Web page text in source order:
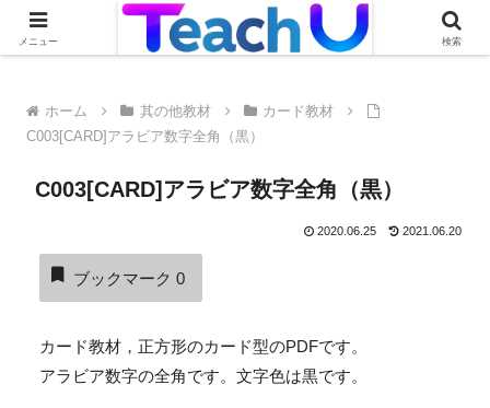
Teach Uの活用事例を絶賛募集中です！詳しくはこちらから
ホーム 其の他教材
カード教材
C003[CARD]アラビア数字全角（黒）
C003[CARD]アラビア数字全角（黒）
2020.06.25 2021.06.20
ブックマーク 0
カード教材，正方形のカード型のPDFです。
アラビア数字の全角です。文字色は黒です。
メニュー 検索